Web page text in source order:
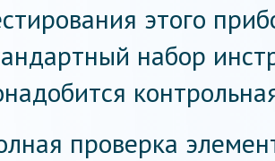
этого
набор
проверка